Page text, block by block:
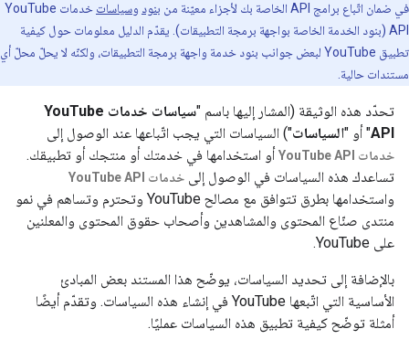
في ضمان اتّباع برامج API الخاصة بك لأجزاء معيّنة من
بنود وسياسات
خدمات YouTube
API (بنود الخدمة الخاصة بواجهة برمجة التطبيقات). يقدّم الدليل معلومات حول كيفية
تطبيق YouTube لبعض جوانب بنود خدمة واجهة برمجة التطبيقات، ولكنّه لا يحلّ محلّ أي
مستندات حالية.
تحدّد هذه الوثيقة (المشار إليها باسم "
سياسات خدمات YouTube
API" أو "السياسات") السياسات التي يجب اتّباعها عند الوصول إلى
خدمات YouTube API
أو استخدامها في خدمتك أو منتجك أو تطبيقك.
تساعدك هذه السياسات في الوصول إلى خدمات YouTube API
واستخدامها بطرق تتوافق مع مصالح YouTube وتحترم وتساهم في نمو
منتدى صنّاع المحتوى والمشاهدين وأصحاب حقوق المحتوى والمعلنين
على YouTube.
بالإضافة إلى تحديد السياسات، يوضّح هذا المستند بعض المبادئ
الأساسية التي اتّبعها YouTube في إنشاء هذه السياسات. وتقدّم أيضًا
أمثلة توضّح كيفية تطبيق هذه السياسات عمليًا.